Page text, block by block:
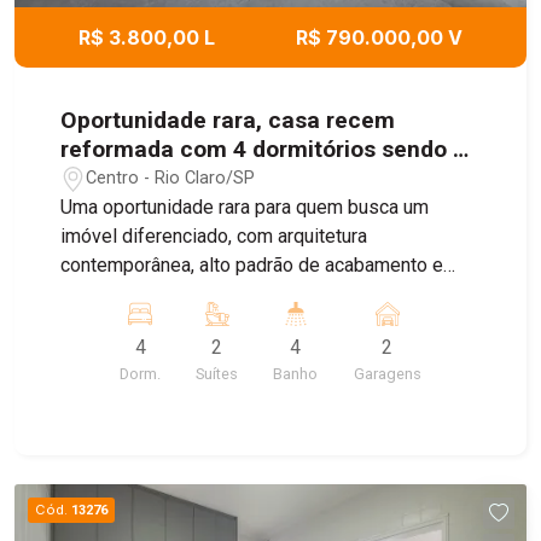
R$ 3.800,00 L R$ 790.000,00 V
Oportunidade rara, casa recem
reformada com 4 dormitórios sendo 2
suites e espaço gourmet - Santa Cruz.
Centro - Rio Claro/SP
Uma oportunidade rara para quem busca um
imóvel diferenciado, com arquitetura
contemporânea, alto padrão de acabamento e
passando por uma reforma completa,
desenvolvida a partir de um projeto assinado por
um escritório de arquitetura reconhecido em Rio
construtiva de primeira linha. O projeto contempla
ambientes amplos e integrados, com sala de
4
Dorm.
2
Suítes
4
Banho
2
Garagens
Cód. 13276